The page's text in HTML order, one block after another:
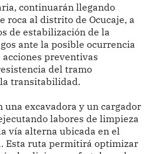
continuarán llegando
roca al distrito de Ocucaje, a
de estabilización de la
ante la posible ocurrencia
acciones preventivas
del tramo
transitabilidad.
una excavadora y un cargador
labores de limpieza
vía alterna ubicada en el
Esta ruta permitirá optimizar